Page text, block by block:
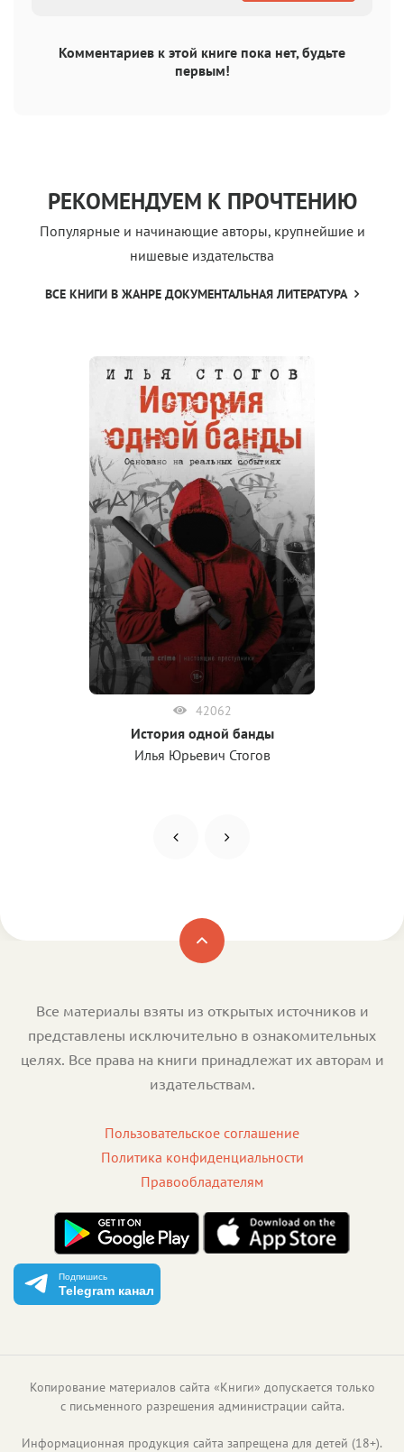
Комментариев к этой книге пока нет, будьте
первым!
РЕКОМЕНДУЕМ К ПРОЧТЕНИЮ
Популярные и начинающие авторы, крупнейшие и
нишевые издательства
ВСЕ КНИГИ В ЖАНРЕ ДОКУМЕНТАЛЬНАЯ ЛИТЕРАТУРА
42062
История одной банды
Илья Юрьевич Стогов
Все материалы взяты из открытых источников и
представлены исключительно в ознакомительных
целях. Все права на книги принадлежат их авторам и
издательствам.
Пользовательское соглашение
Политика конфиденциальности
Правообладателям
Подпишись
Telegram канал
Копирование материалов сайта «Книги» допускается только
с письменного разрешения администрации сайта.
Информационная продукция сайта запрещена для детей (18+).